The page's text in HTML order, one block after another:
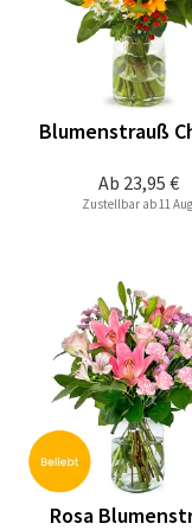
Ab 23,95 €
Blumenstrauß
Zustellbar ab 11
Rosa